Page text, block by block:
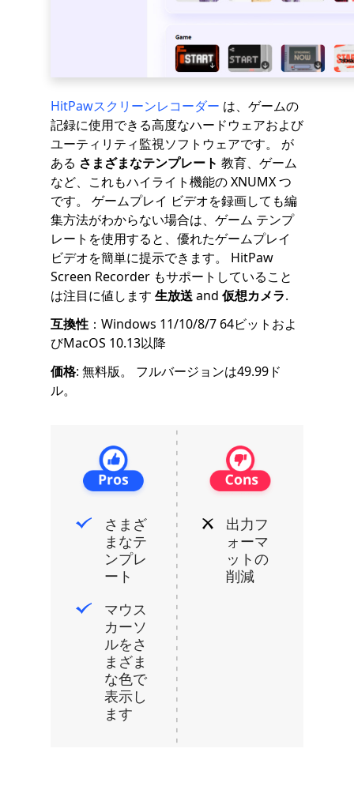
HitPawスクリーンレコーダー は、ゲームの
記録に使用できる高度なハードウェアおよび
ユーティリティ監視ソフトウェアです。 が
ある さまざまなテンプレート 教育、ゲーム
など、これもハイライト機能の XNUMX つ
です。 ゲームプレイ ビデオを録画しても編
集方法がわからない場合は、ゲーム テンプ
レートを使用すると、優れたゲームプレイ
ビデオを簡単に提示できます。 HitPaw
Screen Recorder もサポートしていること
は注目に値します 生放送and 仮想カメラ.
互換性 ：Windows 11/10/8/7 64ビットおよ
びMacOS 10.13以降
価格: 無料版。 フルバージョンは49.99ド
ル。
さまざ
まなテ
ンプレ
ート
マウス
カーソ
ルをさ
まざま
な色で
表示し
ます
出力フ
ォーマ
ットの
削減